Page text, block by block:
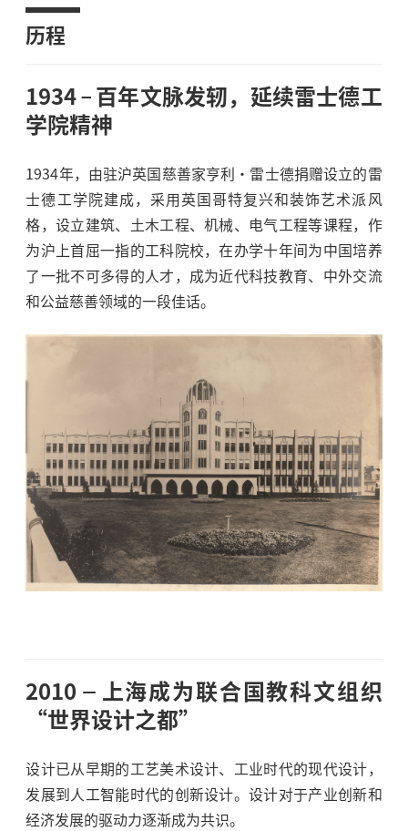
历程
1934 百年文脉发轫，延续雷士德工
学院精神
1934年，由驻沪英国慈善家亨利·雷士德捐赠设立的雷
士德工学院建成，采用英国哥特复兴和装饰艺术派风
格，设立建筑、土木工程、机械、电气工程等课程，作
为沪上首屈一指的工科院校，在办学十年间为中国培养
了一批不可多得的人才，成为近代科技教育、中外交流
和公益慈善领域的一段佳话。
2010 上海成为联合国教科文组织
“世界设计之都”
设计已从早期的工艺美术设计、工业时代的现代设计，
发展到人工智能时代的创新设计。设计对于产业创新和
经济发展的驱动力逐渐成为共识。